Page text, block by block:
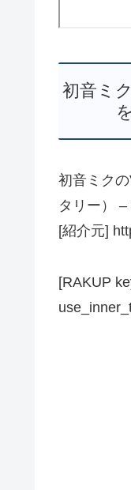
初音ミ
初音ミク
タリー）
[紹介元]
[RAKUP